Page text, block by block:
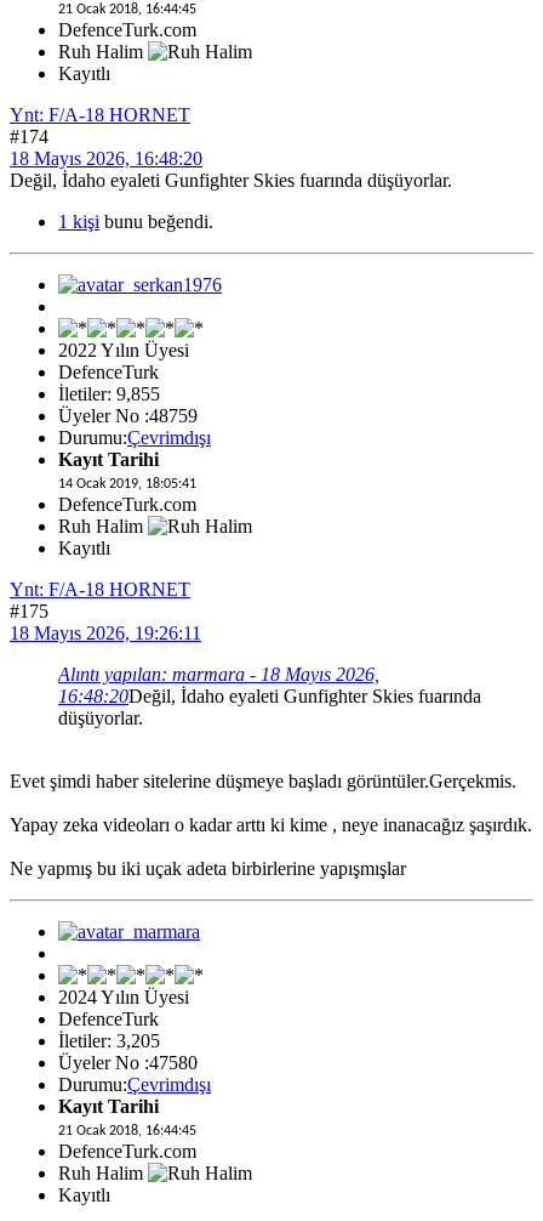
21 Ocak 2018, 16:44:45
DefenceTurk.com
Ruh Halim
Kayıtlı
Ynt: F/A-18 HORNET
#174
18 Mayıs 2026, 16:48:20
Değil, İdaho eyaleti Gunfighter Skies fuarında düşüyorlar.
1 kişi bunu beğendi.
2022 Yılın Üyesi
DefenceTurk
İletiler: 9,855
Üyeler No :48759
Durumu:Çevrimdışı
Kayıt Tarihi
14 Ocak 2019, 18:05:41
DefenceTurk.com
Ruh Halim
Kayıtlı
Ynt: F/A-18 HORNET
#175
18 Mayıs 2026, 19:26:11
Alıntı yapılan: marmara - 18 Mayıs 2026,
16:48:20Değil, İdaho eyaleti Gunfighter Skies fuarında
düşüyorlar.
Evet şimdi haber sitelerine düşmeye başladı görüntüler.Gerçekmis.
Yapay zeka videoları o kadar arttı ki kime , neye inanacağız şaşırdık.
Ne yapmış bu iki uçak adeta birbirlerine yapışmışlar
2024 Yılın Üyesi
DefenceTurk
İletiler: 3,205
Üyeler No :47580
Durumu:Çevrimdışı
Kayıt Tarihi
21 Ocak 2018, 16:44:45
DefenceTurk.com
Ruh Halim
Kayıtlı